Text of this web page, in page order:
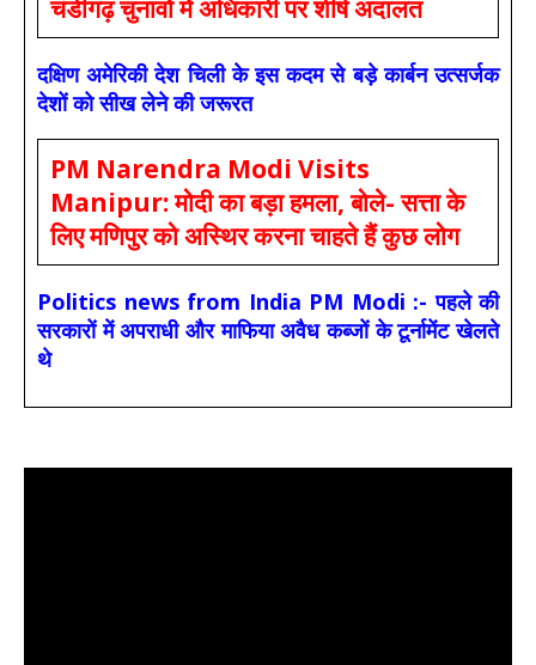
चंडीगढ़ चुनावों में अधिकारी पर शीर्ष अदालत
दक्षिण अमेरिकी देश चिली के इस कदम से बड़े कार्बन उत्सर्जक
देशों को सीख लेने की जरूरत
PM Narendra Modi Visits
Manipur: मोदी का बड़ा हमला, बोले- सत्ता के
लिए मणिपुर को अस्थिर करना चाहते हैं कुछ लोग
Politics news from India PM Modi :- पहले की
सरकारों में अपराधी और माफिया अवैध कब्जों के टूर्नामेंट खेलते
थे